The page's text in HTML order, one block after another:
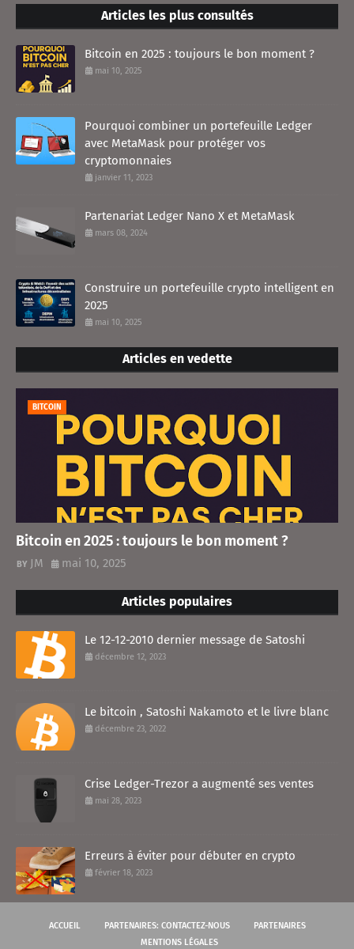
Articles les plus consultés
Bitcoin en 2025 : toujours le bon moment ?
mai 10, 2025
Pourquoi combiner un portefeuille Ledger
avec MetaMask pour protéger vos
cryptomonnaies
janvier 11, 2023
Partenariat Ledger Nano X et MetaMask
mars 08, 2024
Construire un portefeuille crypto intelligent en
2025
mai 10, 2025
Articles en vedette
BITCOIN
Bitcoin en 2025 : toujours le bon moment ?
JM mai 10, 2025
Articles populaires
Le 12-12-2010 dernier message de Satoshi
décembre 12, 2023
Le bitcoin , Satoshi Nakamoto et le livre blanc
décembre 23, 2022
Crise Ledger-Trezor a augmenté ses ventes
mai 28, 2023
Erreurs à éviter pour débuter en crypto
février 18, 2023
ACCUEIL PARTENAIRES: CONTACTEZ-NOUS
PARTENAIRES
MENTIONS LÉGALES